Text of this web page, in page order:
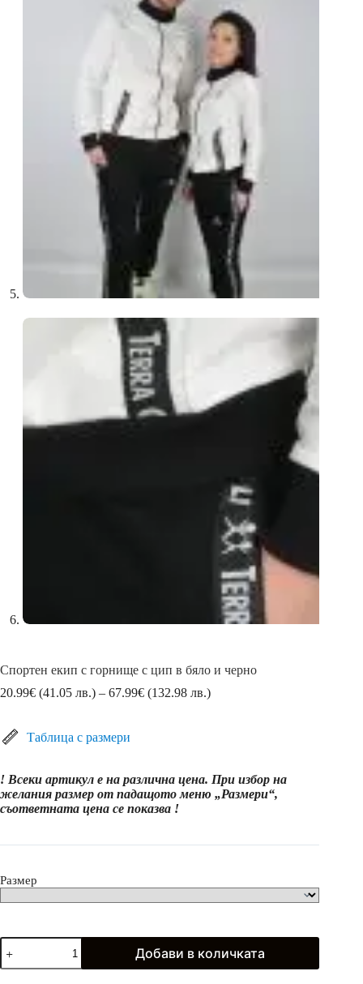
Спортен екип с горнище с цип в бяло и черно
20.99€ (41.05 лв.) – 67.99€ (132.98 лв.)Price
67.99€
(132.98
Таблица с размери
! Всеки артикул е на различна цена. При избор на
желания размер от падащото меню „Размери“,
съответната цена се показва !
Размер
количество
за
Спортен
Добави в количката